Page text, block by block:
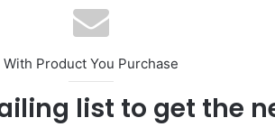
With Product You Purchase
list to get the